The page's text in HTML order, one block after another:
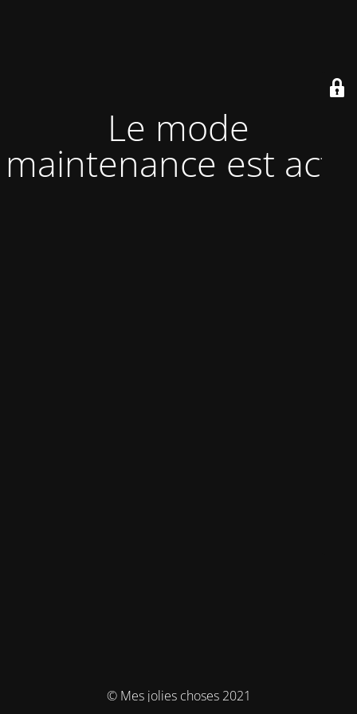
Le mode
maintenance est actif
© Mes jolies choses 2021